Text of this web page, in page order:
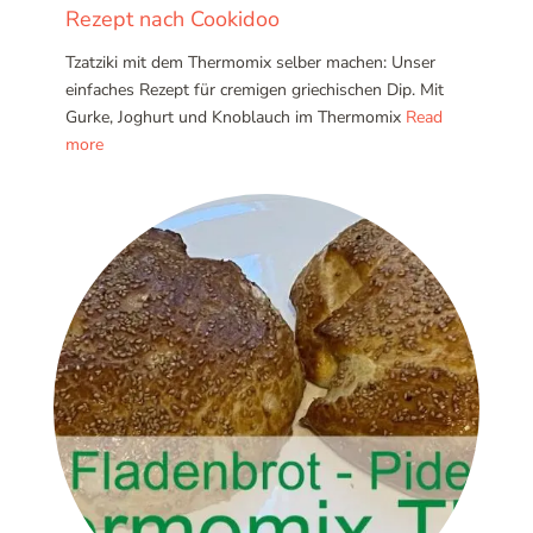
Rezept nach Cookidoo
Tzatziki mit dem Thermomix selber machen: Unser
einfaches Rezept für cremigen griechischen Dip. Mit
Gurke, Joghurt und Knoblauch im Thermomix Read
more